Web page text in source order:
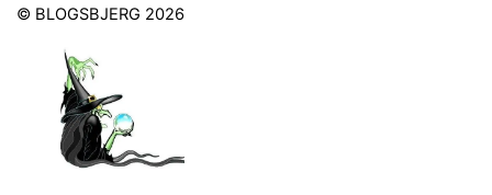
To
© BLOGSBJERG 2026